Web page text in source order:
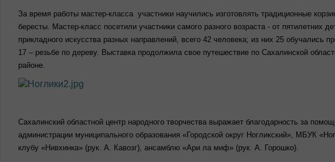
За время работы мастер-класса участники научились изготовлять традиционные
бересты. Мастер-класс посетили участники самого разного возраста - от пятилетних
прикладного искусства разных направлений, всего 42 человека; из них 25 обучались
17 – резьбе по дереву. Выставка продолжила свое путешествие по Сахалинской
районе.
Сахалинский областной центр народного творчества выражает благодарность за
администрации муниципального образования «Городской округ Ногликский», МБУК
клубу «Нивхинка» (рук. А. Кавозг), ансамблю «Ари ла миф» (рук. А. Горошко).